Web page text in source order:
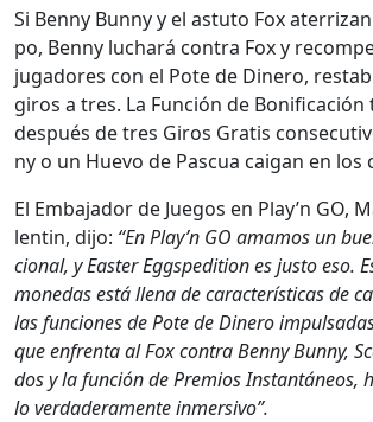
Si Ben­ny Bun­ny y el astu­to Fox
po, Ben­ny luchará con­tra Fox y
jugadores con el Pote de Dinero,
giros a tres. La Fun­ción de
después de tres Giros Gratis
ny o un Hue­vo de Pas­cua caigan en los
El Emba­jador de Jue­gos en Play’n GO,
lentin, dijo: “En Play’n GO amamos un
cional, y East­er Eggs­pedi­tion es jus­to eso.
monedas está llena de car­ac­terís­ti­cas de
las fun­ciones de Pote de Dinero
que enfrenta al Fox con­tra Ben­ny Bun­ny,
dos y la fun­ción de Pre­mios Instan­tá­neos,
lo ver­dadera­mente inmer­si­vo”.